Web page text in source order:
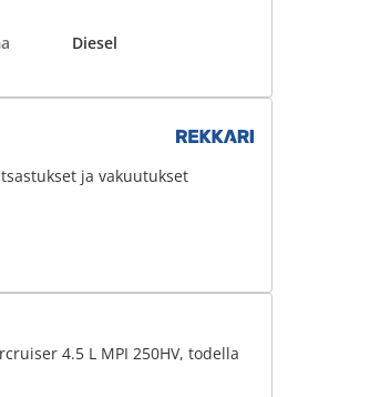
Diesel
ja vakuutukset
4.5 L MPI 250HV, todella